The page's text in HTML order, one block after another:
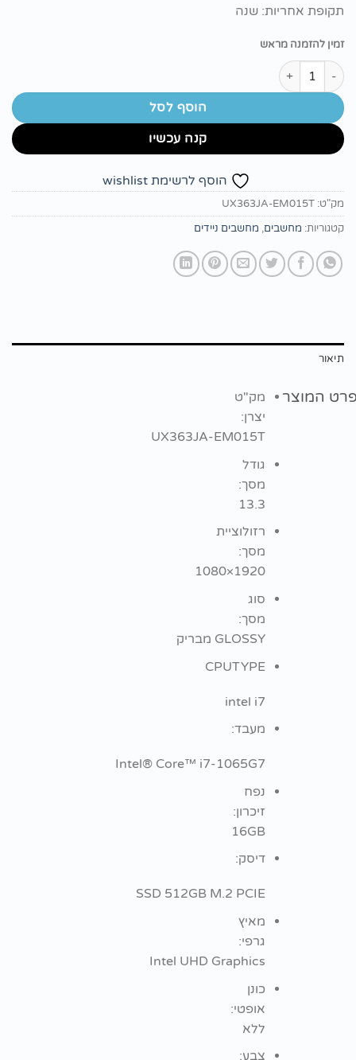
תקופת אחריות: שנה
זמין להזמנה מראש
כמות של נייד ASUS ZenBook Flip UX363JA i7-1065g7 16gb 512NVME win10 13.3
הוסף לסל
קנה עכשיו
הוסף לרשימת wishlist
מק"ט:UX363JA-EM015T
קטגוריות:מחשבים,מחשבים ניידים
תיאור
המוצר
מק"ט
יצרן:
UX363JA-EM015T
גודל
מסך:
13.3
רזולוציית
מסך:
1920×1080
סוג
מסך:
GLOSSY מבריק
CPUTYPE
intel i7
מעבד:
Intel® Core™ i7-1065G7
נפח
זיכרון:
16GB
דיסק:
SSD 512GB M.2 PCIE
מאיץ
גרפי:
Intel UHD Graphics
כונן
אופטי:
ללא
צבע: